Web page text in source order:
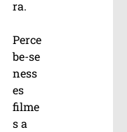
ra.
Perce
be-se
ness
es
filme
s a